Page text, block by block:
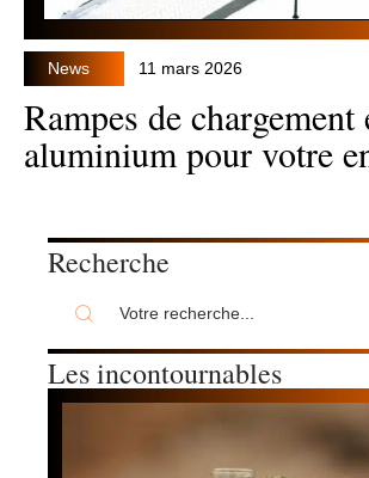
News 11 mars 2026
Rampes de chargement
aluminium pour votre
Recherche
Les incontournables